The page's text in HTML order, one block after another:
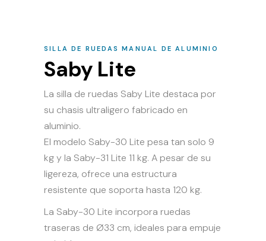
SILLA DE RUEDAS MANUAL DE ALUMINIO
Saby Lite
La silla de ruedas Saby Lite destaca por
su chasis ultraligero fabricado en
aluminio.
El modelo Saby-30 Lite pesa tan solo 9
kg y la Saby-31 Lite 11 kg. A pesar de su
ligereza, ofrece una estructura
resistente que soporta hasta 120 kg.
La Saby-30 Lite incorpora ruedas
traseras de Ø33 cm, ideales para empuje